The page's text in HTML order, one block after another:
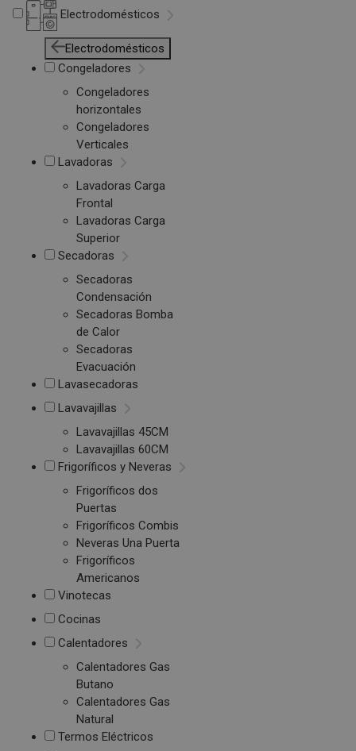
Electrodomésticos
Electrodomésticos
Congeladores
Congeladores
horizontales
Congeladores
Verticales
Lavadoras
Lavadoras Carga
Frontal
Lavadoras Carga
Superior
Secadoras
Secadoras
Condensación
Secadoras Bomba
de Calor
Secadoras
Evacuación
Lavasecadoras
Lavavajillas
Lavavajillas 45CM
Lavavajillas 60CM
Frigoríficos y Neveras
Frigoríficos dos
Puertas
Frigoríficos Combis
Neveras Una Puerta
Frigoríficos
Americanos
Vinotecas
Cocinas
Calentadores
Calentadores Gas
Butano
Calentadores Gas
Natural
Termos Eléctricos